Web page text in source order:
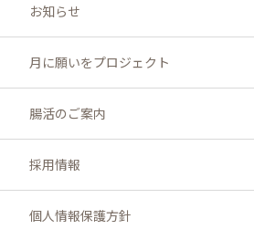
お知らせ
月に願いをプロジェクト
腸活のご案内
採用情報
個人情報保護方針